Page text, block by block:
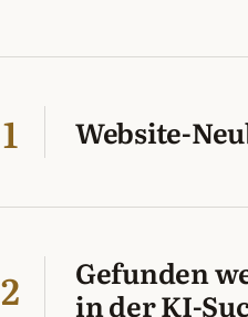
Website-
Gefunden
in der KI-